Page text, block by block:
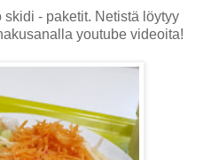
- paketit. Netistä löytyy
youtube videoita!